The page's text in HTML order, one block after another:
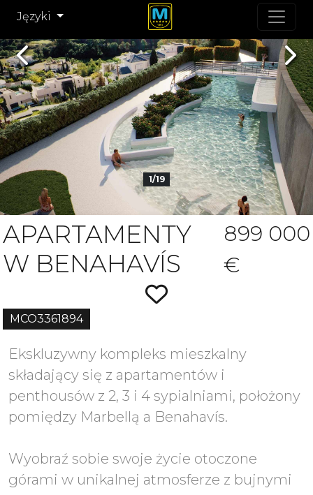
Języki
1/19
Previous
MCO3361894
APARTAMENTY
W BENAHAVÍS
899 000
€
Ekskluzywny kompleks mieszkalny
składający się z apartamentów i
penthousów z 2, 3 i 4 sypialniami, położony
pomiędzy Marbellą a Benahavís.
Wyobraź sobie swoje życie otoczone
górami w unikalnej atmosferze z bujnymi